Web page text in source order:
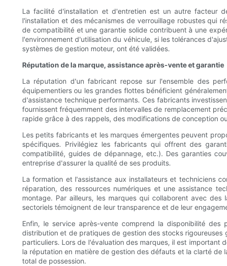
La facilité d'installation et d'entretien est un autre facteur
l'installation et des mécanismes de verrouillage robustes qui
de compatibilité et une garantie solide contribuent à une
l'environnement d'utilisation du véhicule, si les tolérances
systèmes de gestion moteur, ont été validées.
Réputation de la marque, assistance après-vente et garantie
La réputation d'un fabricant repose sur l'ensemble des
équipementiers ou les grandes flottes bénéficient
d'assistance technique performants. Ces fabricants
fournissent fréquemment des intervalles de remplacement
rapide grâce à des rappels, des modifications de conception
Les petits fabricants et les marques émergentes peuvent
spécifiques. Privilégiez les fabricants qui offrent des
compatibilité, guides de dépannage, etc.). Des garanties
entreprise d'assurer la qualité de ses produits.
La formation et l'assistance aux installateurs et techniciens
réparation, des ressources numériques et une assistance
montage. Par ailleurs, les marques qui collaborent avec
sectoriels témoignent de leur transparence et de leur
Enfin, le service après-vente comprend la disponibilité
distribution et de pratiques de gestion des stocks
particuliers. Lors de l'évaluation des marques, il est important
la réputation en matière de gestion des défauts et la clarté
total de possession.